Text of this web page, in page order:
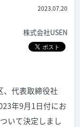
2023.07.20
株式会社USEN
、代表取締役社
年9月1日付にお
いて決定しまし